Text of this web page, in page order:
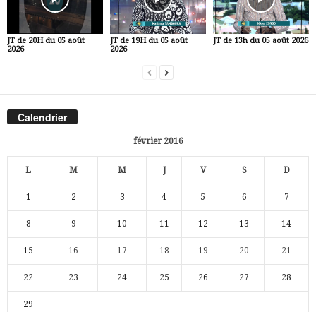
JT de 20H du 05 août
2026
JT de 19H du 05 août
2026
JT de 13h du 05 août 2026
Calendrier
février 2016
L M M J V S D
1 2 3 4 5 6 7
8 9 10 11 12 13 14
15 16 17 18 19 20 21
22 23 24 25 26 27 28
29